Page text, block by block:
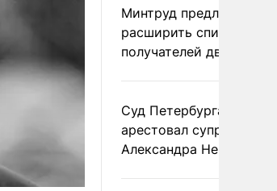
Минтруд предложил
расширить список
получателей двух
Суд Петербурга заочно
арестовал супругу
Александра Невзорова